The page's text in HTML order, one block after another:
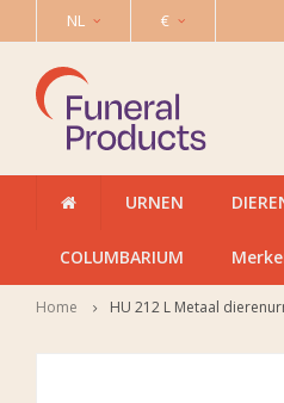
NL €
URNEN
COLUMBARIUM
Home HU 212 L Metaal